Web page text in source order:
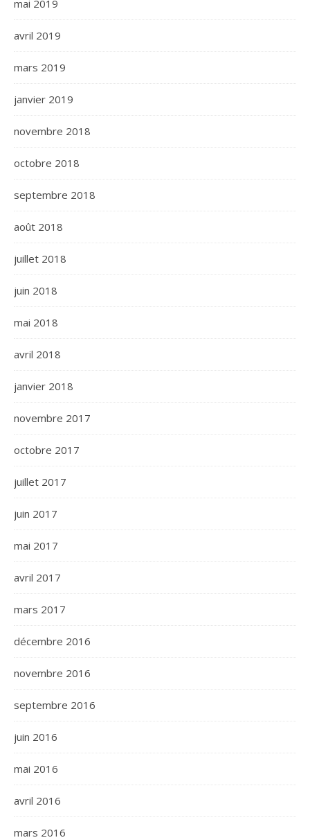
mai 2019
avril 2019
mars 2019
janvier 2019
novembre 2018
octobre 2018
septembre 2018
août 2018
juillet 2018
juin 2018
mai 2018
avril 2018
janvier 2018
novembre 2017
octobre 2017
juillet 2017
juin 2017
mai 2017
avril 2017
mars 2017
décembre 2016
novembre 2016
septembre 2016
juin 2016
mai 2016
avril 2016
mars 2016